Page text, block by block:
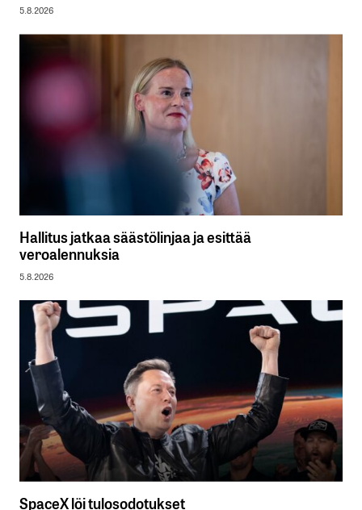
5.8.2026
Hallitus jatkaa säästölinjaa ja esittää
veroalennuksia
5.8.2026
SpaceX löi tulosodotukset